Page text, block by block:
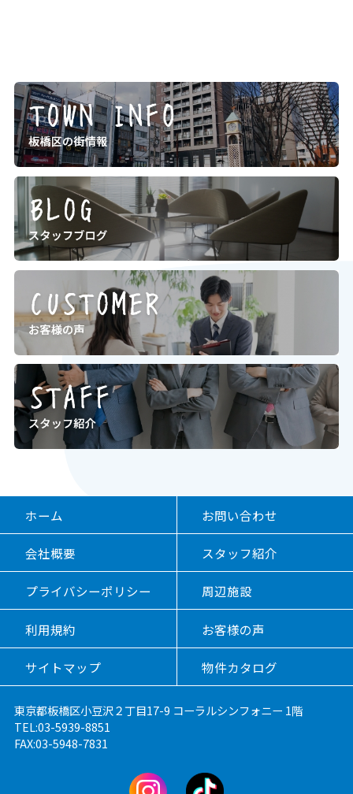
い？賃貸や購入物件を探す際、・駅徒
歩5分以内・駅徒歩10分以内・駅近物
件を条件に入れる方は多いのではない
でしょうか。特に板橋区は、・都営三
田線・東武東上線・JR埼京線...
2026.07.30
板橋区で暮らすなら知っておきたいハ
ザードマップの見方【202...
ハザードマップを見たことはあります
か？住まい探しでは、・家賃や価格・
間取り・駅までの距離・築年数・周辺
の買い物環境などに目が向きがちで
す。しかし、長く安心して暮らすため
には、災害時にどのようなリスクが...
2026.07.27
【社内研修による休業のお知らせ】
下記期間を社内研修につき休業とさせて頂きます。
休業日：2026年7月27日（月） 12：00～18：00
ご迷惑をお掛けいたしますが、何卒よろしくお願い申し上げます。
AIG火災保険ご加入の方：住まいのかけつけサービス 0120-535-
ジャパン少額短期保険にご加入の方：住まいのトラブル 0120-
276-024
あんしんサポート24ご加入の方：0120-380-722
※火災保険の証券番号が必要になります
◆シャーメゾンにお住まいの方
⇒積水ハウス不動産東京（株） シャーメゾンらくらく安心サポー
ト 0120-052-999
⇒旭化成不動産レジデンス（株） MyConcierセンター 0120-
ホーム お問い合わせ
会社概要 スタッフ紹介
プライバシーポリシー 周辺施設
利用規約 お客様の声
サイトマップ 物件カタログ
東京都板橋区小豆沢２丁目17-9 コーラルシンフォニー 1階
TEL:03-5939-8851
FAX:03-5948-7831